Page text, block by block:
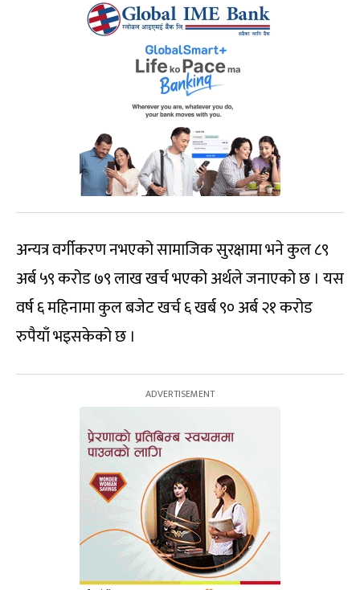
अन्यत्र वर्गीकरण नभएको सामाजिक सुरक्षामा भने कुल ८९
अर्ब ५९ करोड ७९ लाख खर्च भएको अर्थले जनाएको छ । यस
वर्ष ६ महिनामा कुल बजेट खर्च ६ खर्ब ९० अर्ब २१ करोड
रुपैयाँ भइसकेको छ ।